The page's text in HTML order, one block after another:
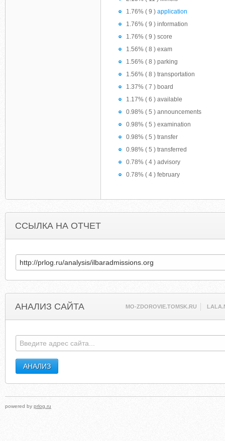
1.76% ( 9 ) application
1.76% ( 9 ) information
1.76% ( 9 ) score
1.56% ( 8 ) exam
1.56% ( 8 ) parking
1.56% ( 8 ) transportation
1.37% ( 7 ) board
1.17% ( 6 ) available
0.98% ( 5 ) announcements
0.98% ( 5 ) examination
0.98% ( 5 ) transfer
0.98% ( 5 ) transferred
0.78% ( 4 ) advisory
0.78% ( 4 ) february
ССЫЛКА НА ОТЧЕТ
АНАЛИЗ САЙТА MO-ZDOROVIE.TOMSK.RU
powered by prlog.ru